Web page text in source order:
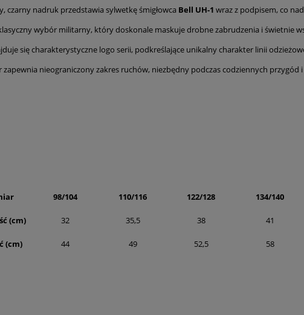
czarny nadruk przedstawia sylwetkę śmigłowca Bell UH-1 wraz z podpisem, co
wybór militarny, który doskonale maskuje drobne zabrudzenia i świetnie
się charakterystyczne logo serii, podkreślające unikalny charakter linii
nieograniczony zakres ruchów, niezbędny podczas codziennych przygód
98/104 110/116 122/128 134/140
(cm) 32 35,5 38 41
(cm) 44 49 52,5 58